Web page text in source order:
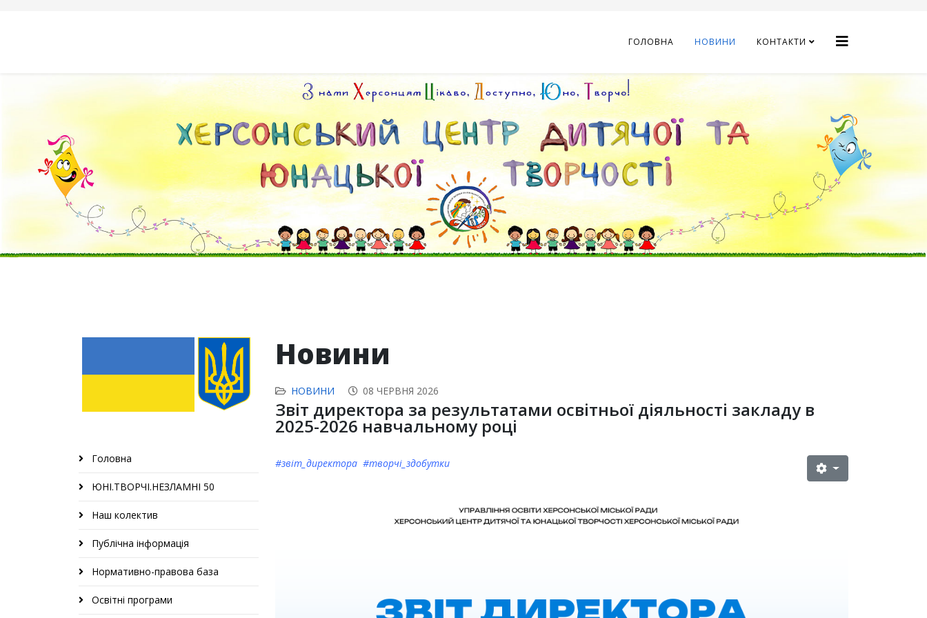
ГОЛОВНА НОВИНИ КОНТАКТИ
Головна
ЮНІ.ТВОРЧІ.НЕЗЛАМНІ 50
Наш колектив
Публічна інформація
Нормативно-правова база
Освітні програми
Новини
НОВИНИ 08 ЧЕРВНЯ 2026
Звіт директора за результатами оcвітньої діяльності закладу в
2025-2026 навчальному році
#звіт_директора #творчі_здобутки